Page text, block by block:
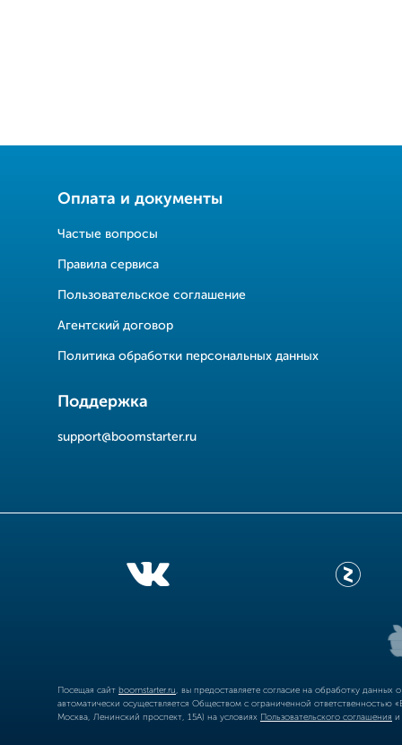
Оплата и документы
Частые вопросы
Правила сервиса
Пользовательское соглашение
Агентский договор
Политика обработки персональных данных
Поддержка
support@boomstarter.ru
Посещая сайт boomstarter.ru , вы предоставляете согласие на обработку
автоматически осуществляется Обществом с ограниченной
Москва, Ленинский проспект, 15А) на условиях Пользовательского соглашения и